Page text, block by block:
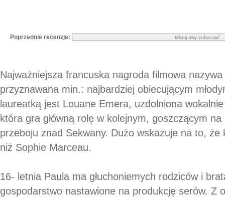
Poprzednie recenzje:
Najważniejsza francuska nagroda filmowa
przyznawana min.: najbardziej obiecującym
laureatką jest Louane Emera, uzdolniona
która gra główną rolę w kolejnym, goszczącym
przeboju znad Sekwany. Dużo wskazuje na to, że
niż Sophie Marceau.
16- letnia Paula ma głuchoniemych rodziców i
gospodarstwo nastawione na produkcję serów. Z